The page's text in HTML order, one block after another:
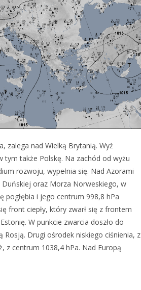
zalega nad Wielką Brytanią. Wyż
tym także Polskę. Na zachód od wyżu
rozwoju, wypełnia się. Nad Azorami
Duńskiej oraz Morza Norweskiego, w
pogłębia i jego centrum 998,8 hPa
front ciepły, który zwarł się z frontem
W punkcie zwarcia doszło do
Rosją. Drugi ośrodek niskiego ciśnienia, z
z centrum 1038,4 hPa. Nad Europą